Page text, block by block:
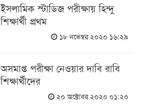
ইসলামিক স্টাডিজ পরীক্ষায় হিন্দু
শিক্ষার্থী প্রথম
১৮ নভেম্বর ২০২০ ১৬:২৯
অসমাপ্ত পরীক্ষা নেওয়ার দাবি রাবি
শিক্ষার্থীদের
২০ অক্টোবর ২০২০ ০১:২০